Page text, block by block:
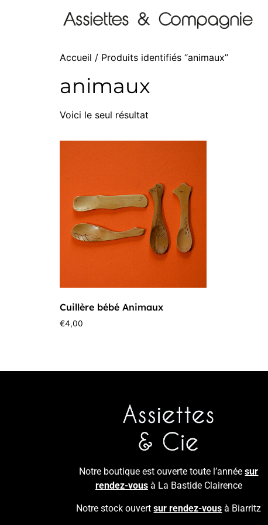
Accueil / Produits identifiés “animaux”
animaux
Voici le seul résultat
Cuillère bébé Animaux
€4,00
Notre boutique est ouverte toute l’annéesur
rendez-vousà La Bastide Clairence
Notre stock ouvertsur rendez-vous à Biarritz